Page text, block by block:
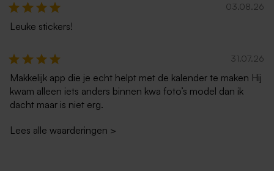
Rode envelop met puntklep
03.08.26
Leuke stickers!
31.07.26
Makkelijk app die je echt helpt met de kalender te maken Hij
kwam alleen iets anders binnen kwa foto’s model dan ik
dacht maar is niet erg.
Lees alle waarderingen >